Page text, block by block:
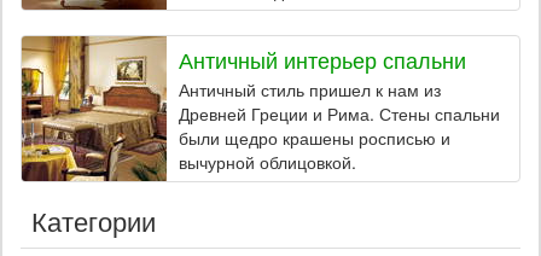
Античный интерьер спальни
Античный стиль пришел к нам из
Древней Греции и Рима. Стены спальни
были щедро крашены росписью и
вычурной облицовкой.
Категории